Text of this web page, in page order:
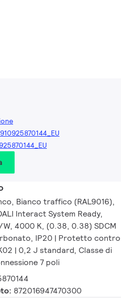
Bianco traffico (RAL9016),
Interact System Ready,
W, 4000 K, (0.38, 0.38) SDCM
IP20 | Protetto contro
| 0,2 J standard, Classe di
7 poli
872016947470300